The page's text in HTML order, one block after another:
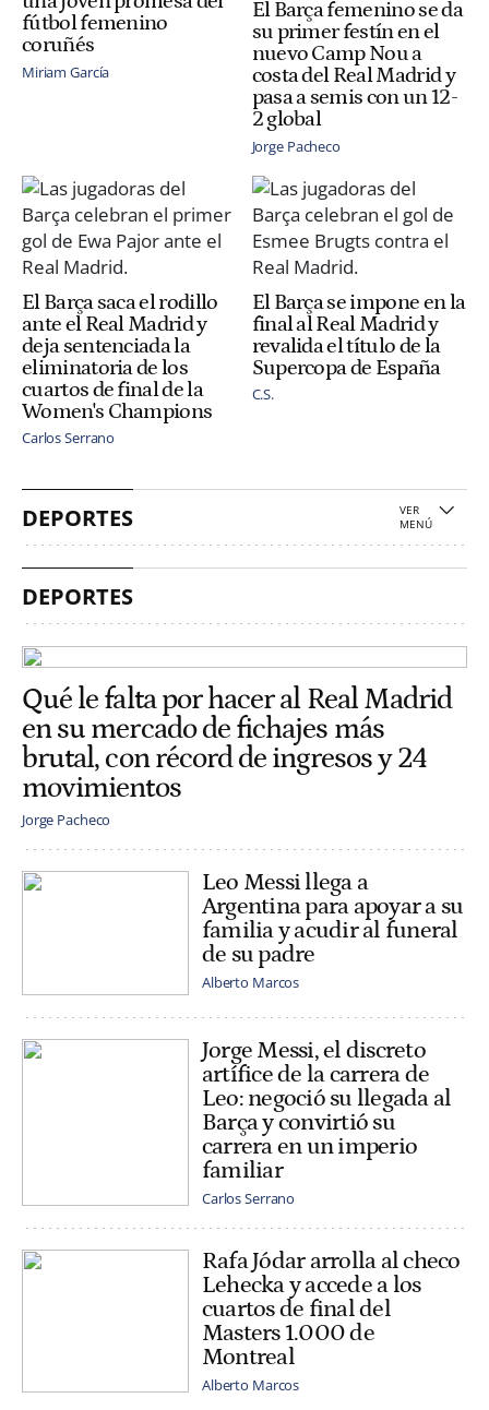
fútbol femenino
coruñés
Miriam García
El Barça femenino se da
su primer festín en el
nuevo Camp Nou a
costa del Real Madrid y
pasa a semis con un 12-
2 global
Jorge Pacheco
El Barça saca el rodillo
ante el Real Madrid y
deja sentenciada la
eliminatoria de los
cuartos de final de la
Women's Champions
Carlos Serrano
El Barça se impone en la
final al Real Madrid y
revalida el título de la
Supercopa de España
C.S.
DEPORTES
DEPORTES
Qué le falta por hacer al Real Madrid
en su mercado de fichajes más
brutal, con récord de ingresos y 24
movimientos
Jorge Pacheco
Leo Messi llega a
Argentina para apoyar a su
familia y acudir al funeral
de su padre
Alberto Marcos
Jorge Messi, el discreto
artífice de la carrera de
Leo: negoció su llegada al
Barça y convirtió su
carrera en un imperio
familiar
Carlos Serrano
Rafa Jódar arrolla al checo
Lehecka y accede a los
cuartos de final del
Masters 1.000 de
Montreal
Alberto Marcos